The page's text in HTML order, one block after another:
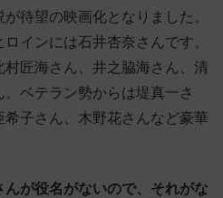
待望の映画化となりました。
インには石井杏奈さんです。
匠海さん、井之脇海さん、清
ベテラン勢からは堤真一さ
子さん、木野花さんなど豪華
んが役名がないので、それがな